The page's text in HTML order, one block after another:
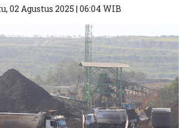
02 Agustus 2025 | 06:04 WIB